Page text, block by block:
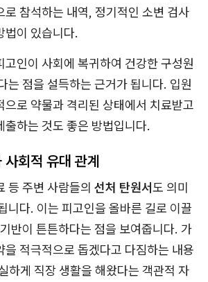
로 참석하는 내역, 정기적인 소변 검사
법이 있습니다.
고인이 사회에 복귀하여 건강한 구성원
는 점을 설득하는 근거가 됩니다. 입원
으로 약물과 격리된 상태에서 치료받고
출하는 것도 좋은 방법입니다.
회적 유대 관계
등 주변 사람들의 선처 탄원서도 의미
니다. 이는 피고인을 올바른 길로 이끌
반이 튼튼하다는 점을 보여줍니다. 가
을 적극적으로 돕겠다고 다짐하는 내용
하게 직장 생활을 해왔다는 객관적 자